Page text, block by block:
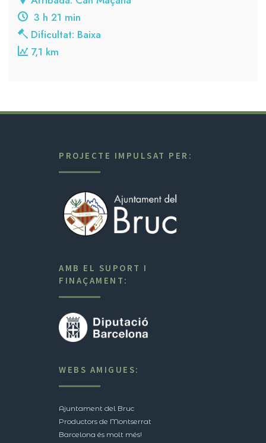
3 h 21 min
Dificultat: Baixa
7,1 km
PROJECTE IMPULSAT PER:
AMB EL SUPORT I
FINAÇAMENT:
WEBS AMIGUES:
Ajuntament del Bruc
Productors de Montserrat
Barcelona és molt més!